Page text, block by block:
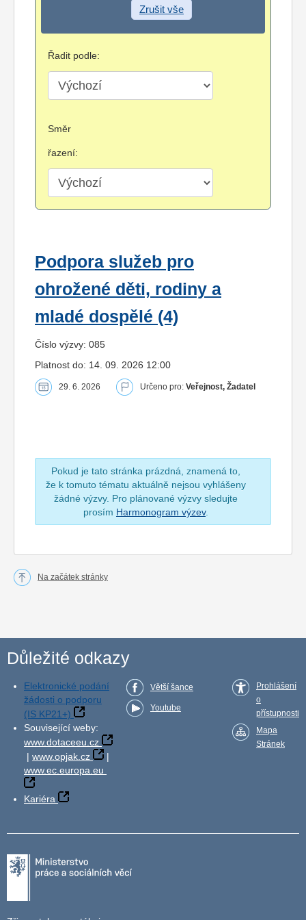
Zrušit vše
Řadit podle:
Směr
řazení:
Podpora služeb pro
ohrožené děti, rodiny a
mladé dospělé (4)
Číslo výzvy: 085
Platnost do: 14. 09. 2026 12:00
29. 6. 2026 Určeno pro: Veřejnost, Žadatel
Pokud je tato stránka prázdná, znamená to,
že k tomuto tématu aktuálně nejsou vyhlášeny
žádné výzvy. Pro plánované výzvy sledujte
prosím Harmonogram výzev.
Na začátek stránky
Důležité odkazy
Elektronické podání
žádosti o podporu
(IS KP21+)
Související weby:
www.dotaceeu.cz
| www.opjak.cz
|
www.ec.europa.eu
Kariéra
Větší šance
Youtube
Prohlášení
o
přístupnosti
Mapa
Stránek